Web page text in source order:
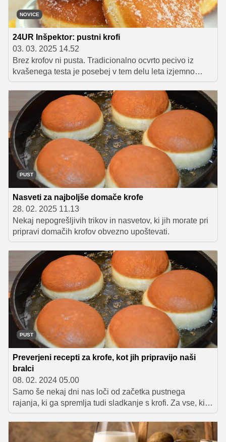
NOVICE
24UR Inšpektor: pustni krofi
03. 03. 2025 14.52
Brez krofov ni pusta. Tradicionalno ocvrto pecivo iz
kvašenega testa je posebej v tem delu leta izjemno
priljubljeno in iskano. Sestavine skoraj povsod enake –
pa vendar – krof ni enak krofu. V rubriki 24UR Inšpektor
so obiskali večje industrijske obrate in družinsko
slaščičarno ter preverili, kakšne so razlike med krofi,
izvedeli pa so tudi uporabne nasvete za pripravo
dobrega krofa v domači kuhinji!
PUST
Nasveti za najboljše domače krofe
28. 02. 2025 11.13
Nekaj nepogrešljivih trikov in nasvetov, ki jih morate pri
pripravi domačih krofov obvezno upoštevati.
PUST
Preverjeni recepti za krofe, kot jih pripravijo naši
bralci
08. 02. 2024 05.00
Samo še nekaj dni nas loči od začetka pustnega
rajanja, ki ga spremlja tudi sladkanje s krofi. Za vse, ki
se boste te dni lotili njihove priprave, smo malo
pobrskali po našem arhivu in na kup zbrali najboljše
recepte za krofe, ki so nam jih zaupali naši bralci. Med